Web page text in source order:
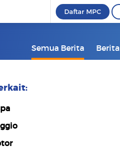
Daftar MPC
Semua Berita Berita